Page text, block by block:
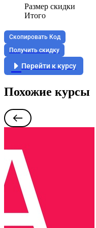
Размер скидки
Итого
Скопировать Код
Получить скидку
Перейти к курсу
Похожие курсы